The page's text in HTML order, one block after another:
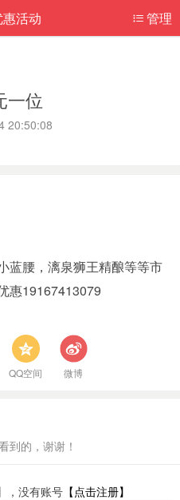
管理
活动
一位
20:50:08
蓝腰，漓泉狮王精酿等等市
惠19167413079
QQ空间 微博
到的，谢谢！
，没有账号 【点击注册】